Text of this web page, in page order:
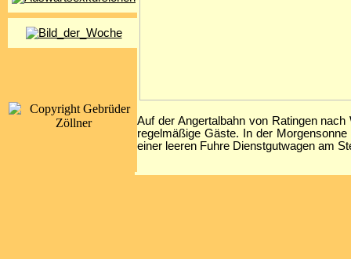
Auf der Angertalbahn von Ratingen
regelmäßige Gäste. In der
einer leeren Fuhre Dienstgutwagen am